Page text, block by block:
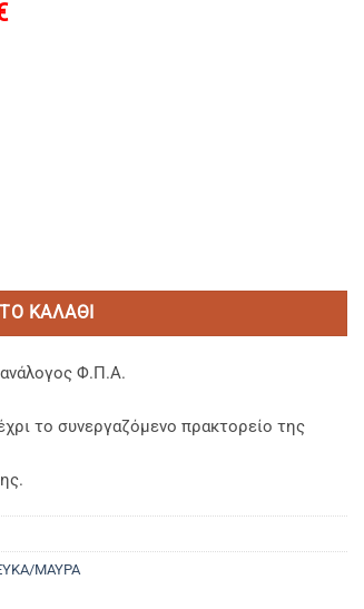
ΚΑΛΆΘΙ
ανάλογος Φ.Π.Α.
το συνεργαζόμενο πρακτορείο της
ΜΑΥΡΑ